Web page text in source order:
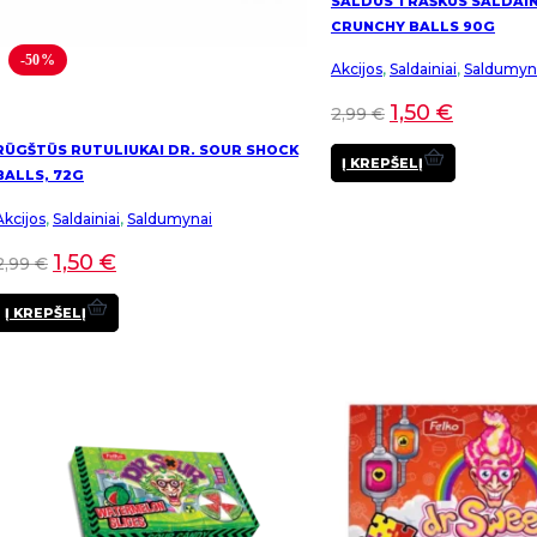
-50%
RUTULIUKAI DR. SOUR SHOCK
72G
, Saldainiai, Saldumynai
€ 1,50 €
Į KREPŠELĮ
CRUNCHY BALLS 90G
Akcijos, Saldainiai,
2,99€ 1,50 €
Į KREPŠELĮ